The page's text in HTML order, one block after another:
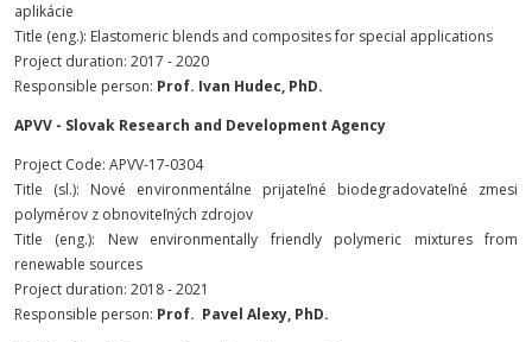
aplikácie
Title (eng.): Elastomeric blends and composites for special applications
Project duration: 2017 - 2020
Responsible person: Prof. Ivan Hudec, PhD.
APVV - Slovak Research and Development Agency
Project Code: APVV-17-0304
Title (sl.): Nové environmentálne prijateľné biodegradovateľné zmesi
polymérov z obnoviteľných zdrojov
Title (eng.): New environmentally friendly polymeric mixtures from
renewable sources
Project duration: 2018 - 2021
Responsible person: Prof. Pavel Alexy, PhD.